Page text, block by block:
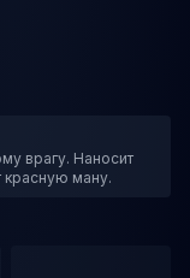
врагу. Наносит
красную ману.